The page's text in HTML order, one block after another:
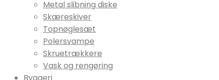
Metal slibning diske
Skæreskiver
Topnøglesæt
Polersvampe
Skruetrækkere
Vask og rengøring